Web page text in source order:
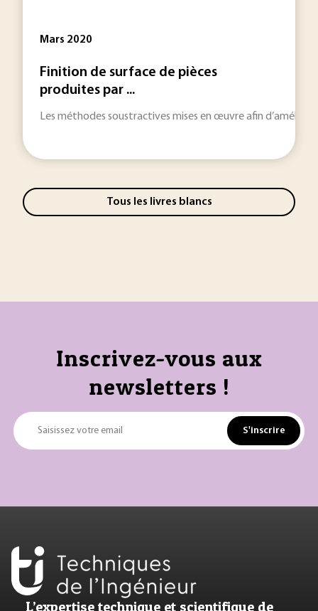
Mars 2020
Finition de surface de pièces
produites par ...
Les méthodes soustractives mises en œuvre afin
Tous les livres blancs
Inscrivez-vous aux
newsletters !
Saisissez votre email S'inscrire
L’expertise technique et scientifique de